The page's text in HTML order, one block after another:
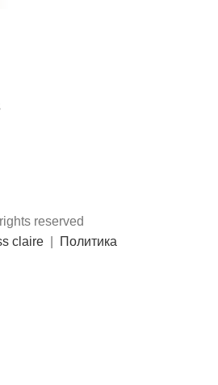
reserved
claire
Политика